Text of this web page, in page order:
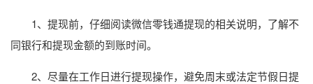
1、提现前，仔细阅读微信零钱通提现的相关说明，了解不
同银行和提现金额的到账时间。
2、尽量在工作日进行提现操作，避免周末或法定节假日提